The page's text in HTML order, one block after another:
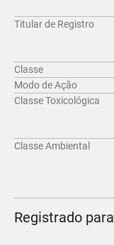
Titular de Registro
Classe
Modo de Ação
Classe Toxicológica
Classe Ambiental
Registrado para